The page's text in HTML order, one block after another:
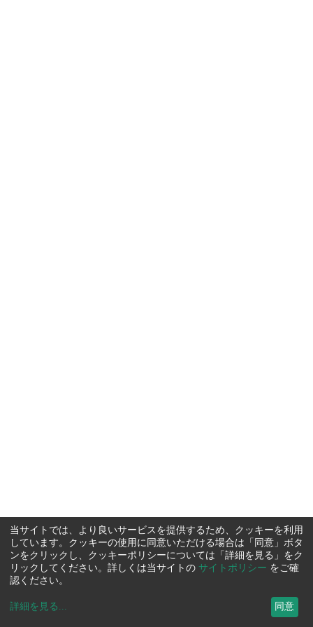
当サイトでは、より良いサービスを提供するため、クッキーを利用
しています。クッキーの使用に同意いただける場合は「同意」ボタ
ンをクリックし、クッキーポリシーについては「詳細を見る」をク
リックしてください。詳しくは当サイトの サイトポリシー をご確
認ください。
詳細を見る ... 同意